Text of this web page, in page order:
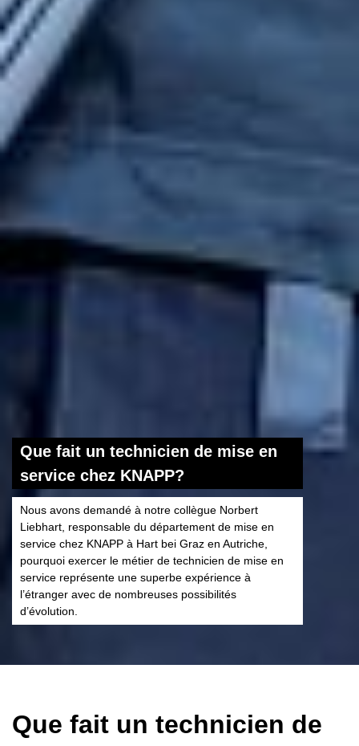
Que fait un technicien de mise en
service chez KNAPP?
Nous avons demandé à notre collègue Norbert
Liebhart, responsable du département de mise en
service chez KNAPP à Hart bei Graz en Autriche,
pourquoi exercer le métier de technicien de mise en
service représente une superbe expérience à
l’étranger avec de nombreuses possibilités
d’évolution.
Que fait un technicien de